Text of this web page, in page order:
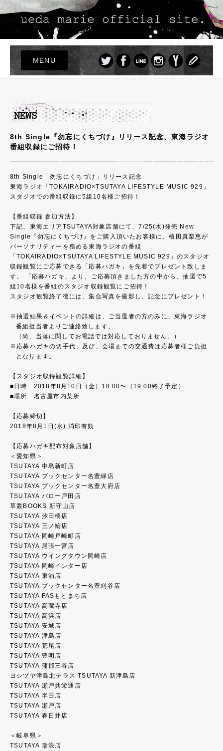
MENU
LIVE
NEWS
PROFILE
DISCOGRAPHY
GOODS
8th Single『勿忘にくちづけ』リリース記念、東海ラジオ
番組収録にご招待！
8th Single「勿忘にくちづけ」リリース記念
東海ラジオ「TOKAIRADIO×TSUTAYA LIFESTYLE MUSIC 929」
スタジオでの番組収録に5組10名様ご招待！
【番組収録 参加方法】
下記、東海エリアTSUTAYA対象店舗にて、7/25(水)発売 New
Single『勿忘にくちづけ』をご購入頂いたお客様に、植田真梨恵が
パーソナリティーを務める東海ラジオの番組
「TOKAIRADIO×TSUTAYA LIFESTYLE MUSIC 929」のスタジオ
収録観覧にご応募できる「応募ハガキ」を先着でプレゼント致しま
す。 「応募ハガキ」より、ご応募頂きました方の中から、抽選で5
組10名様を番組のスタジオ収録観覧にご招待！
スタジオ観覧終了後には、集合写真を撮影し、記念にプレゼント！
抽選結果＆イベントの詳細は、ご当選者の方のみに、東海ラジオ
番組担当者よりご連絡致します。
（尚、当落に関してお電話では対応しておりません。）
応募ハガキの切手代、及び、会場までの交通費は応募者様ご負担
となります。
【スタジオ収録観覧詳細】
■日時 2018年8月10日（金）18:00〜（19:00終了予定）
■場所 名古屋市内某所
【応募締切】
2018年8月1日(水) 消印有効
【応募ハガキ配布対象店舗】
＜愛知県＞
TSUTAYA 中島新町店
TSUTAYA ブックセンター名豊緑店
TSUTAYA ブックセンター名豊大府店
TSUTAYA バロー戸田店
草叢BOOKS 新守山店
TSUTAYA 汐田橋店
TSUTAYA 三ノ輪店
TSUTAYA 岡崎戸崎町店
TSUTAYA 尾張一宮店
TSUTAYA ウイングタウン岡崎店
TSUTAYA 岡崎インター店
TSUTAYA 東浦店
TSUTAYA ブックセンター名豊刈谷店
TSUTAYA FASもとまち店
TSUTAYA 高蔵寺店
TSUTAYA 高浜店
TSUTAYA 安城店
TSUTAYA 津島店
TSUTAYA 荒尾店
TSUTAYA 豊明店
TSUTAYA 蒲郡三谷店
ヨシヅヤ津島北テラス TSUTAYA 新津島店
TSUTAYA 瀬戸共栄通店
TSUTAYA 半田店
TSUTAYA 瀬戸店
TSUTAYA 春日井店
＜岐阜県＞
TSUTAYA 瑞浪店